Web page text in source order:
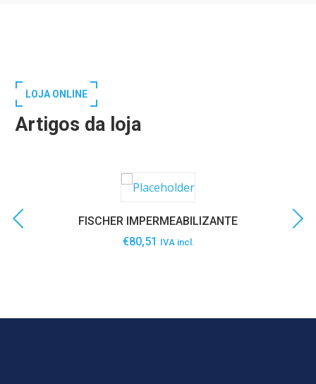
LOJA ONLINE
Artigos da loja
FISCHER IMPERMEABILIZANTE
€80,51 IVA incl.